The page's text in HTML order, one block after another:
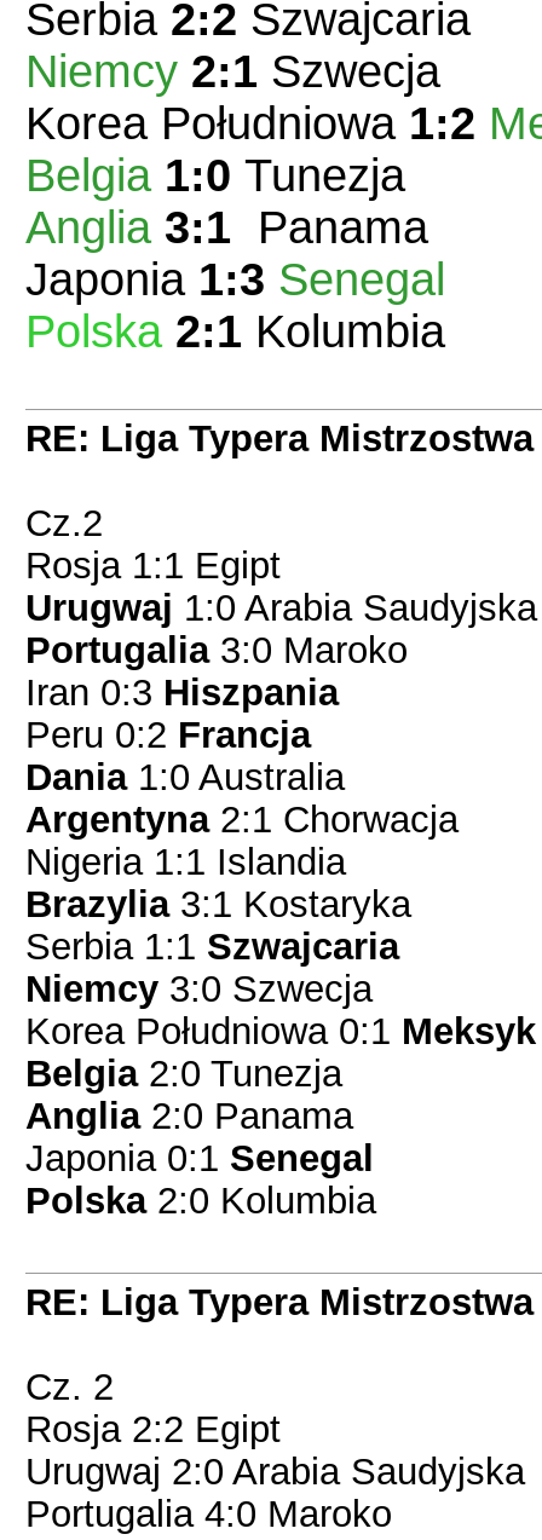
Serbia 2:2 Szwajcaria
Niemcy 2:1 Szwecja
Korea Południowa 1:2
Belgia 1:0 Tunezja
Anglia 3:1 Panama
Japonia 1:3 Senegal
Polska 2:1 Kolumbia
RE: Liga Typera Mistrzostwa
Cz.2
Rosja 1:1 Egipt
Urugwaj 1:0 Arabia Saudyjska
Portugalia3:0 Maroko
Iran 0:3 Hiszpania
Peru 0:2 Francja
Dania1:0 Australia
Argentyna2:1 Chorwacja
Nigeria 1:1 Islandia
Brazylia 3:1 Kostaryka
Serbia 1:1 Szwajcaria
Niemcy 3:0 Szwecja
Korea Południowa 0:1 Meksyk
Belgia2:0 Tunezja
Anglia2:0 Panama
Japonia 0:1 Senegal
Polska2:0 Kolumbia
RE: Liga Typera Mistrzostwa
Cz. 2
Rosja 2:2 Egipt
Urugwaj 2:0 Arabia Saudyjska
Portugalia 4:0 Maroko